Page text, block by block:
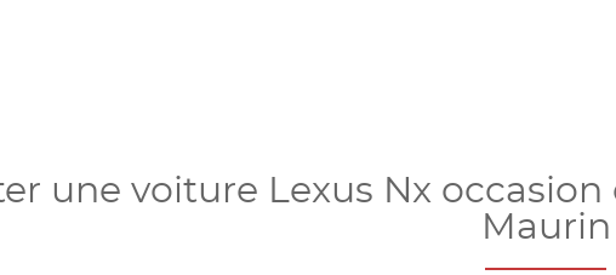
une voiture Lexus Nx
Maurin